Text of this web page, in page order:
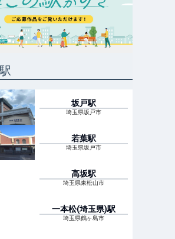
坂戸駅
埼玉県坂戸市
若葉駅
埼玉県坂戸市
高坂駅
埼玉県東松山市
一本松(埼玉県)駅
埼玉県鶴ヶ島市